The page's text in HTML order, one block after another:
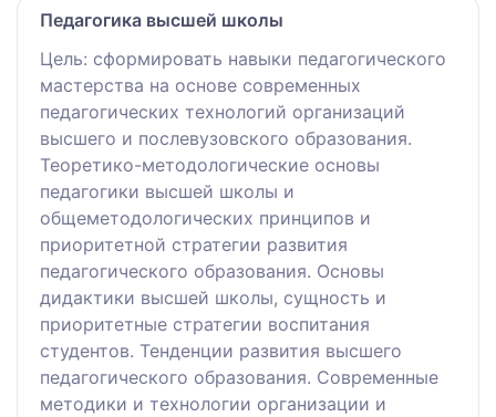
Педагогика высшей школы
Цель: сформировать навыки педагогического
мастерства на основе современных
педагогических технологий организаций
высшего и послевузовского образования.
Теоретико-методологические основы
педагогики высшей школы и
общеметодологических принципов и
приоритетной стратегии развития
педагогического образования. Основы
дидактики высшей школы, сущность и
приоритетные стратегии воспитания
студентов. Тенденции развития высшего
педагогического образования. Современные
методики и технологии организации и